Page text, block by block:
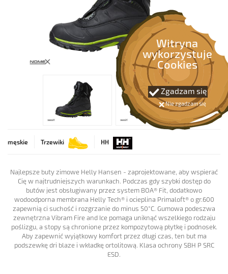
Witryna
wykorzystuje
Cookies
Zgadzam się
Nie zgadzam się
OCHRONA NA WYSOKOŚCI
OCHRONA PRZECIWPOŻAROWA
PIERWSZA POMOC
BEZPIECZEŃSTWO RUCHU
SPAWALNICTWO
męskie Trzewiki HH
Najlepsze buty zimowe Helly Hansen - zaprojektowane, aby wspierać
Cię w najtrudniejszych warunkach. Podczas gdy szybki dostęp do
butów jest obsługiwany przez system BOA® Fit, dodatkowo
wodoodporna membrana Helly Tech® i ocieplina Primaloft® o gr.600
zapewnią ci suchość i rozgrzanie do minus 50°C. Gumowa podeszwa
zewnętrzna Vibram Fire and Ice pomaga uniknąć wszelkiego rodzaju
poślizgu, a stopy są chronione przez kompozytową płytkę i podnosek.
Aby zapewnić wyjątkowy komfort przez długi czas, ten but ma
podszewkę dri blaze i wkładkę ortolitową. Klasa ochrony SBH P SRC
ESD.